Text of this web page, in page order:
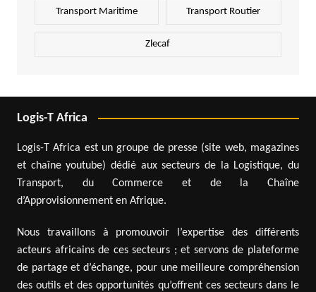
Transport Maritime Transport Routier
Zlecaf
Logis-T Africa
Logis-T Africa est un groupe de presse (site web, magazines
et chaîne youtube) dédié aux secteurs de la Logistique, du
Transport, du Commerce et de la Chaîne
d’Approvisionnement en Afrique.
Nous travaillons à promouvoir l’expertise des différents
acteurs africains de ces secteurs ; et servons de plateforme
de partage et d’échange, pour une meilleure compréhension
des outils et des opportunités qu’offrent ces secteurs dans le